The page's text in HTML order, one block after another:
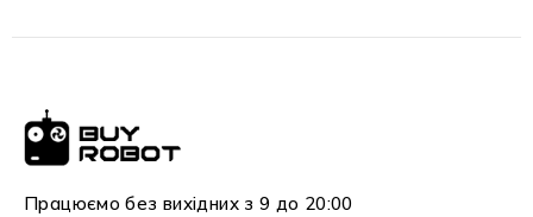
Працюємо без вихідних з 9 до 20:00